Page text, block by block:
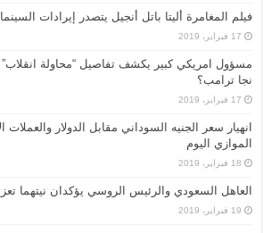
فيلم المغامرة أليتا‭ ‬باتل أنجيل يتصدر إيرادات السينما الأمريكية هذا الاسبوع
17 فبراير، 2019
مسؤول امريكي كبير يكشف تفاصيل “محاولة
نجا ترامب؟
17 فبراير، 2019
انهيار سعر الجنيه السوداني مقابل الدولار والعملات
الموازي اليوم
18 فبراير، 2019
العاهل السعودي والرئيس الروسي يؤكدان نيتهما
19 فبراير، 2019